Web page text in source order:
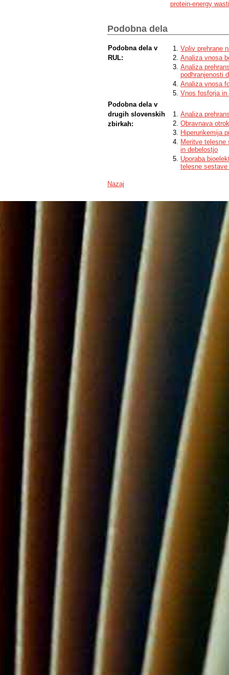
the mean NEAP was 68 ± 17 mEq/
malnutrition is also evidenced by low
the recommended value. In addition,
sarcopenic obesity. According to the
presumably because the body
maintenance of physical activity.
protein-energy
Podobna dela
Podobna dela v
RUL:
Vpliv prehrane
Analiza vnosa
Analiza
podhranjenosti
Analiza vnosa
Vnos fosforja in
Podobna dela v
drugih slovenskih
zbirkah:
Analiza
Obravnava
Hiperurikemija
Meritve
in debelostjo
Uporaba
telesne
Nazaj